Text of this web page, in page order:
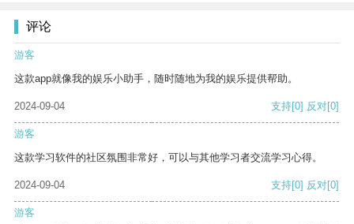
评论
游客
这款app就像我的娱乐小助手，随时随地为我的娱乐提供帮助。
2024-09-04 支持[0] 反对[0]
游客
这款学习软件的社区氛围非常好，可以与其他学习者交流学习心得。
2024-09-04 支持[0] 反对[0]
游客